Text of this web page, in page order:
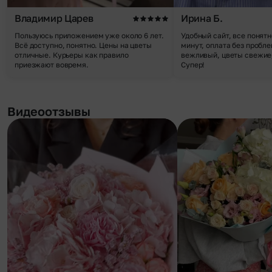
Владимир Царев
Пользуюсь приложением уже около 6 лет.
Всё доступно, понятно. Цены на цветы
отличные. Курьеры как правило
приезжают вовремя.
Ирина Б.
Удобный сайт, все
минут, оплата без
вежливый, цветы
Супер!
Видеоотзывы